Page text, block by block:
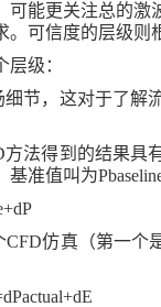
能更关注总的
可信度的层级则
级：
节，这对于了解
方法得到的结果具
基准值叫为
CFD仿真（第一个